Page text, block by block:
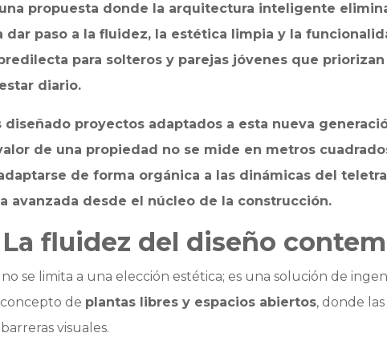
propuesta donde la arquitectura inteligente
paso a la fluidez, la estética limpia y la
para solteros y parejas jóvenes que
diario.
diseñado proyectos adaptados a esta nueva
de una propiedad no se mide en metros
de forma orgánica a las dinámicas del
avanzada desde el núcleo de la construcción.
fluidez del diseño
se limita a una elección estética; es una solución de
de plantas libres y espacios abiertos, donde
visuales.